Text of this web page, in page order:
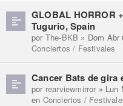
GLOBAL HORROR
Tugurio, Spain
por The-BKB » Dom Abr
Conciertos / Festivales
Cancer Bats de gira
por rearviewmirror » Lun
en Conciertos /